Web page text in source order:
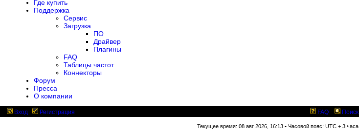
Где купить
Поддержка
Сервис
Загрузка
ПО
Драйвер
Плагины
FAQ
Таблицы частот
Коннекторы
Форум
Пресса
О компании
Вход Регистрация FAQ Поиск
Текущее время: 08 авг 2026, 16:13 • Часовой пояс: UTC + 3 часа